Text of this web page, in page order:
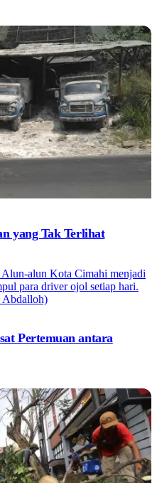
yang Tak Terlihat
Pertemuan antara